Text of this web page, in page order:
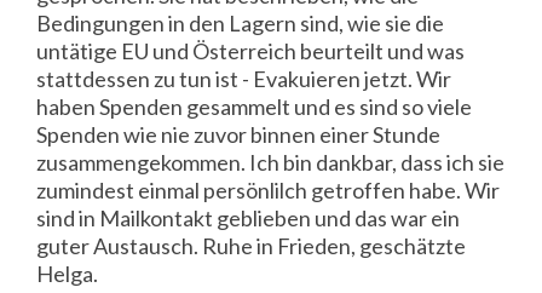
Bedingungen in den Lagern sind, wie sie die
untätige EU und Österreich beurteilt und was
stattdessen zu tun ist - Evakuieren jetzt. Wir
haben Spenden gesammelt und es sind so viele
Spenden wie nie zuvor binnen einer Stunde
zusammengekommen. Ich bin dankbar, dass ich sie
zumindest einmal persönlilch getroffen habe. Wir
sind in Mailkontakt geblieben und das war ein
guter Austausch. Ruhe in Frieden, geschätzte
Helga.